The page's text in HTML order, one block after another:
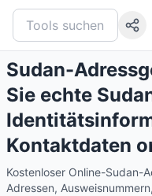
Sudan-
Sie echte
Kontaktdaten
Kostenloser Online-Sudan-
Adressen,